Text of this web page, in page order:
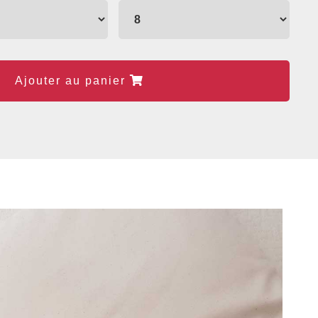
Ajouter au panier